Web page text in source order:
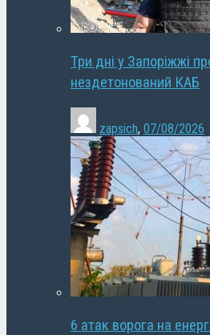
Три дні у Запоріжжі
нездетонований КАБ
zapsich, 07/08/2026
6 атак ворога на